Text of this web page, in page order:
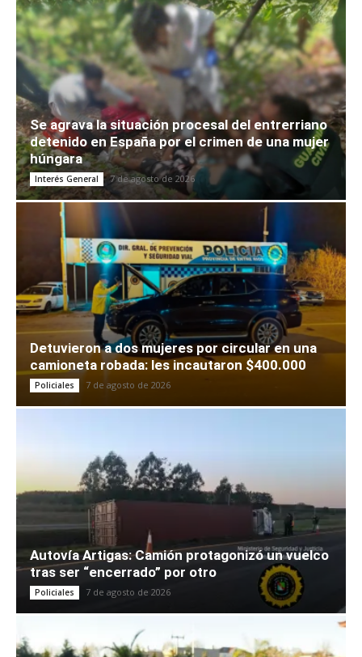
Se agrava la situación procesal del entrerriano
detenido en España por el crimen de una mujer
húngara
Interés General 7 de agosto de 2026
Detuvieron a dos mujeres por circular en una
camioneta robada: les incautaron $400.000
Policiales 7 de agosto de 2026
Autovía Artigas: Camión protagonizó un vuelco
tras ser “encerrado” por otro
Policiales 7 de agosto de 2026